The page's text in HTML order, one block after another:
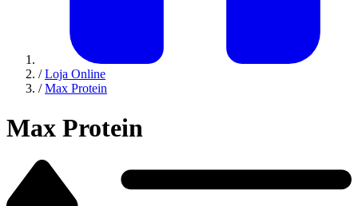
/ Loja Online
/ Max Protein
Max Protein